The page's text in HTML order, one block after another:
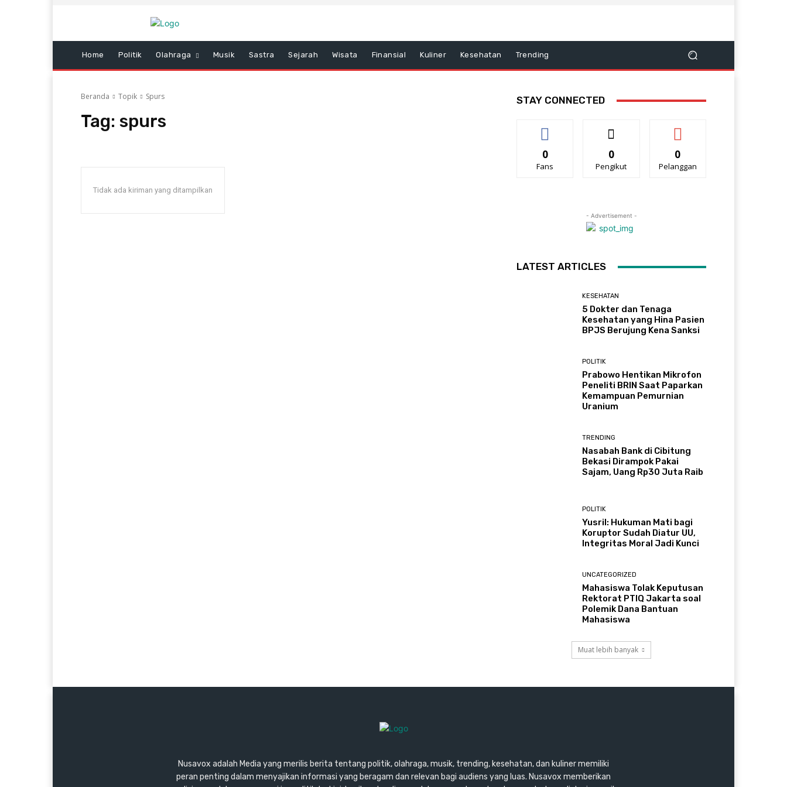
Home Politik Olahraga Musik Sastra Sejarah Wisata Finansial Kuliner Kesehatan Trending
Beranda Topik Spurs
Tag: spurs
Tidak ada kiriman yang ditampilkan
STAY CONNECTED
0
Fans
0
Pengikut
0
Pelanggan
- Advertisement -
LATEST ARTICLES
KESEHATAN
5 Dokter dan Tenaga
Kesehatan yang Hina Pasien
BPJS Berujung Kena Sanksi
POLITIK
Prabowo Hentikan Mikrofon
Peneliti BRIN Saat Paparkan
Kemampuan Pemurnian
Uranium
TRENDING
Nasabah Bank di Cibitung
Bekasi Dirampok Pakai
Sajam, Uang Rp30 Juta Raib
POLITIK
Yusril: Hukuman Mati bagi
Koruptor Sudah Diatur UU,
Integritas Moral Jadi Kunci
UNCATEGORIZED
Mahasiswa Tolak Keputusan
Rektorat PTIQ Jakarta soal
Polemik Dana Bantuan
Mahasiswa
Muat lebih banyak
Nusavox adalah Media yang merilis berita tentang politik, olahraga, musik, trending, kesehatan, dan kuliner memiliki
peran penting dalam menyajikan informasi yang beragam dan relevan bagi audiens yang luas. Nusavox memberikan